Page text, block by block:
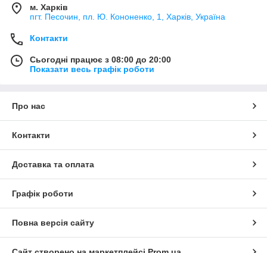
м. Харків
пгт. Песочин, пл. Ю. Кононенко, 1, Харків, Україна
Контакти
Сьогодні працює з 08:00 до 20:00
Показати весь графік роботи
Про нас
Контакти
Доставка та оплата
Графік роботи
Повна версія сайту